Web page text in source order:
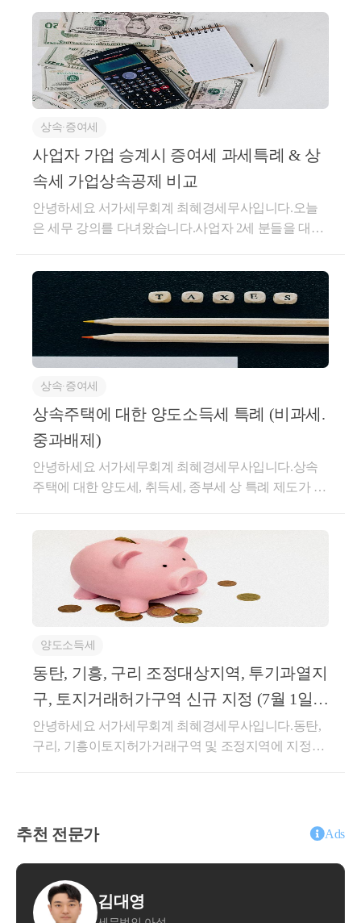
해외 주식
주식은 일반적으로 20% 라고 생각하시면 됩니다.
비상장주식을 대주주가 아닌 경우 일반적으로 양도
할 때도 20%
해외주식을 중소가 아닌 일반적인 상장 주식을 거래
할 때도 20%
여기서 중소기업인 경우 10% 적용이 가능하며
1년 미만 소유한 비중소기업인 경우 30% 적용이 됩
니다.
특정 주식 등을 양도하는 경우
그런데 주식 중
특정 주식의 경우 일반적인 20% 룰을 따르지 않는데
요.
특정주식은 크게 두 분류로 나눠집니다.
과점주주의 주식
법인의 자산총액 중
상속∙증여세
사업자 가업 승계시 증여세 과세특례 & 상
속세 가업상속공제 비교
안녕하세요 서가세무회계 최혜경세무사입니다.오늘
은 세무 강의를 다녀왔습니다.사업자 2세 분들을 대상
이었는데,이 부분을 공유하면 좋을 것 같아서 포스팅
을 남깁니다.모든 재산, 즉 부동산이든 현물, 현금이든,
주식이든어떤 자산의 형태를 가지든부모가 자녀에게
그 재산을 이전하고자 한다면증여나 상속 (간혹 양도)
의 방법으로진행하셔야 합니다.이 모든 행위에는 당연
히 세금이 붙습니다.상속세와 증여세율은 그 세율이
같은데요.10억이 초과되면 40%,30억이 초과되면 무려
절반인 50%의 세율이 붙습니다.현금으로 만약 증여나
만,그 현금으로 바로 세금을 납부할 수는 있습니다.그
런데 문제는 현물 재산 (부동산 기타 등등) 을 받거나주
식 지분 등을 받게 되는 경우현금이 부족하여 세금을
납 등 배려해주는 제도는 일부 있지만,이러한 제도로
도 쉽게 커버가 되지 않는게이 상속, 증여 에 대한 이슈
입니다.그런데 유일무이하게 국세청에서는가업을 승
계하는 경우 전폭적인 지지를 해주고자 하는데요.부모
세대로부터 땅이나 부동산, 금융재산등을 받는 것은선
기업의백년가업을 잇게 하는 것은 국가 정책으로도 밀
어주고 있습니다.세법에서도 당연히 이런 부분을 지원
해주는 제도가 있습니다.오늘은 그 제도를 살펴보도록
하겠습니다.가업승계시 특례를 받을 수 있는 제도는증
여시 특례와상속시 공제로 나뉘어지게 됩니다.각각 살
펴보도록 하겠습니다.가업승계 주식에 대한 증여세 과
자 인 소상공인이나 가업의 경우해당 특례는 적용이
밖에 안되지만가업승계 특례시 증여재산공제가 10억
원이 됩니다.즉 10억원 미만의 가업을 승계하는 증여
상속∙증여세
상속주택에 대한 양도소득세 특례 (비과세.
중과배제)
안녕하세요 서가세무회계 최혜경세무사입니다.상속
주택에 대한 양도세, 취득세, 종부세 상 특례 제도가 있
기 때문인데요.상속주택에 대한 양도세 특례는 일반적
으로상속주택 과 기존 주택을 보유하고 있을 때'기존
주택'에 대한 양도세 비과세 및 중과 배제 혜택을 주게
됩니다.일반적으로 상속주택을 즉시 매도하게 되면취
득가 (상속가액) = 양도가 (매매가액) 이 동일하기 때문
에1차적으로 양도소득세 상 과세금액이 없는 경우가
일반적이며일반 주택 매도 후 상속 주택이 남은 경우
상속주택에 대한 1세대 1주택 비과세가 가능하기 때문
우,일반주택에 대한 양도소득세 특례 제도를 정확히
확인해보아야 하는데요.상속주택을 보유한다면 어떠
한 매도 / 보유 플랜을 짜셔야 하는지그 전에 상속주택
주택으로 인한 비과세 특례 요건을 살펴보겠습니다.일
주택은 상속 개시일 현재보유하고 있던 주택에 대해서
한정하는데요.요건을 살펴보도록 하겠습니다.상속개
양도소득세
동탄, 기흥, 구리 조정대상지역, 투기과열지
구, 토지거래허가구역 신규 지정 (7월 1일(5
일) 부터 적용)
안녕하세요 서가세무회계 최혜경세무사입니다.동탄,
구리, 기흥이토지허가거래구역 및 조정지역에 지정이
가구역은2026년 7월 5일부터 효력이 발생합니다.이미
서울 강남 4구를 제외한 전 구 (21개구) 와경기도의 12
개 구역은(과천, 광명, 하남, 의왕, 성남 분당/수정/중원,
수원 영통/장안/팔달, 용인 수지, 안양 동안)2025년 10
월 16일재지정이 된 상태인데요.뒤이어화성 동탄구 /
추천 전문가 Ads